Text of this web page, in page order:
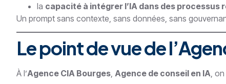
la capacité à intégrer l’IA dans des processus
Un prompt sans contexte, sans données, sans
Le point de vue de
À l’Agence CIA Bourges, Agence de conseil en IA,